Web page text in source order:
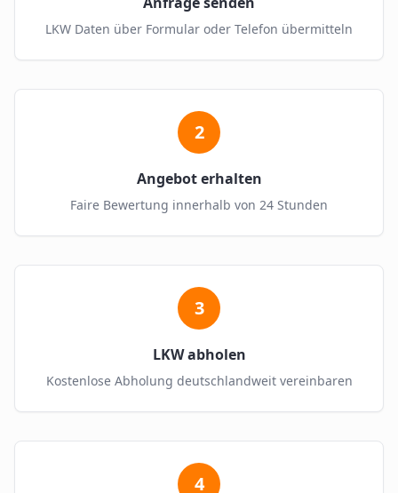
LKW Daten über Formular oder Telefon übermitteln
2
Angebot erhalten
Faire Bewertung innerhalb von 24 Stunden
3
LKW abholen
Kostenlose Abholung deutschlandweit vereinbaren
4